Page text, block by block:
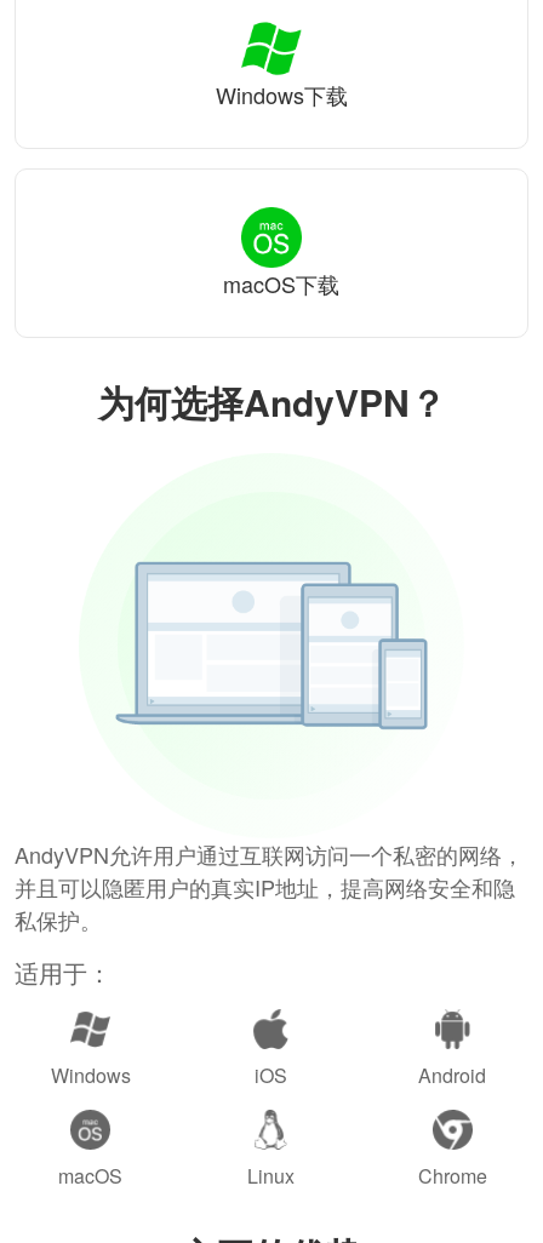
为何选择AndyVPN？
AndyVPN允许用户通过互联网访问一个私密的网络，
并且可以隐匿用户的真实IP地址，提高网络安全和隐
私保护。
适用于：
Windows iOS Android
macOS Linux Chrome
Windows下载
macOS下载